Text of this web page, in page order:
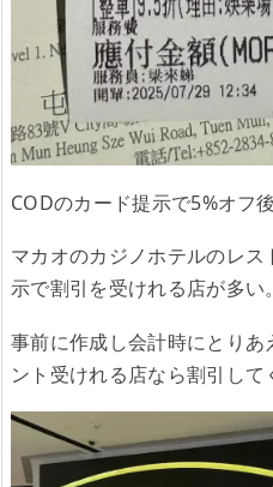
CODのカード提示で5%オフ
マカオのカジノホテルのレ
示で割引を受けれる店が多い。
事前に作成し会計時にとり
ント受けれる店なら割引して